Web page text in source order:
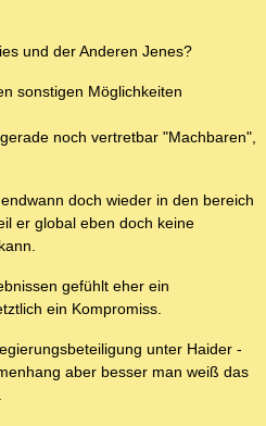
und der Anderen Jenes?
sonstigen Möglichkeiten
noch vertretbar "Machbaren",
doch wieder in den bereich
er global eben doch keine
gefühlt eher ein
ein Kompromiss.
unter Haider -
aber besser man weiß das